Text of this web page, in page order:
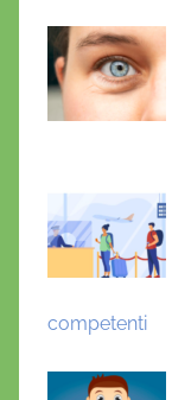
competenti